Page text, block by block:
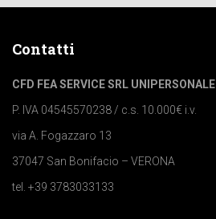
Contatti
CFD FEA SERVICE SRL UNIPERSONALE
P. IVA 04545570238 / c.s. 10.000€ i.v.
via A. Fogazzaro 13
37047 San Bonifacio – VERONA
tel. +39 3783033133